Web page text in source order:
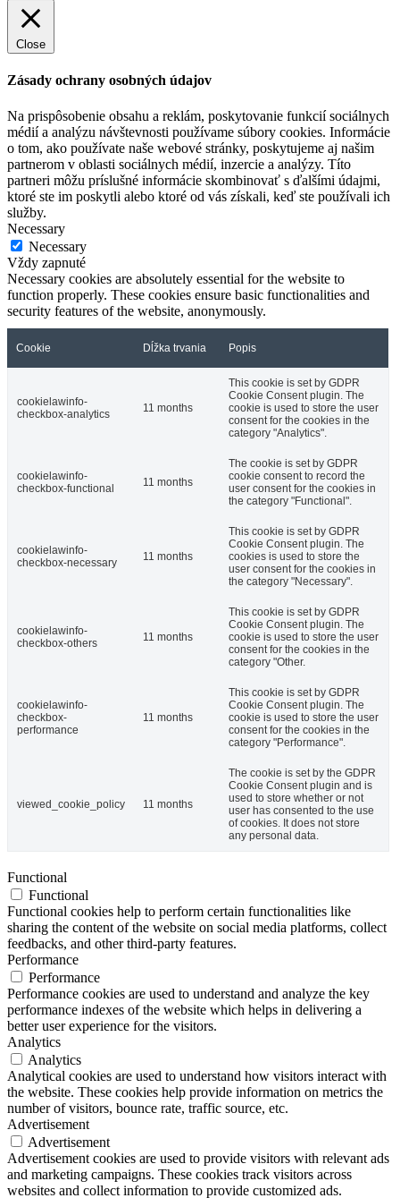
Close
Zásady ochrany osobných údajov
Na prispôsobenie obsahu a reklám, poskytovanie funkcií sociálnych
médií a analýzu návštevnosti používame súbory cookies. Informácie
o tom, ako používate naše webové stránky, poskytujeme aj našim
partnerom v oblasti sociálnych médií, inzercie a analýzy. Títo
partneri môžu príslušné informácie skombinovať s ďalšími údajmi,
ktoré ste im poskytli alebo ktoré od vás získali, keď ste používali ich
služby.
Necessary
Necessary
Vždy zapnuté
Necessary cookies are absolutely essential for the website to
function properly. These cookies ensure basic functionalities and
security features of the website, anonymously.
Cookie Dĺžka trvania Popis
cookielawinfo-
checkbox-analytics
11 months
This cookie is set by GDPR
Cookie Consent plugin. The
cookie is used to store the user
consent for the cookies in the
category "Analytics".
cookielawinfo-
checkbox-functional
11 months
The cookie is set by GDPR
cookie consent to record the
user consent for the cookies in
the category "Functional".
cookielawinfo-
checkbox-necessary
11 months
This cookie is set by GDPR
Cookie Consent plugin. The
cookies is used to store the
user consent for the cookies in
the category "Necessary".
cookielawinfo-
checkbox-others
11 months
This cookie is set by GDPR
Cookie Consent plugin. The
cookie is used to store the user
consent for the cookies in the
category "Other.
cookielawinfo-
checkbox-
performance
11 months
This cookie is set by GDPR
Cookie Consent plugin. The
cookie is used to store the user
consent for the cookies in the
category "Performance".
viewed_cookie_policy 11 months
The cookie is set by the GDPR
Cookie Consent plugin and is
used to store whether or not
user has consented to the use
of cookies. It does not store
any personal data.
Functional
Functional
Functional cookies help to perform certain functionalities like
sharing the content of the website on social media platforms, collect
feedbacks, and other third-party features.
Performance
Performance
Performance cookies are used to understand and analyze the key
performance indexes of the website which helps in delivering a
better user experience for the visitors.
Analytics
Analytics
Analytical cookies are used to understand how visitors interact with
the website. These cookies help provide information on metrics the
number of visitors, bounce rate, traffic source, etc.
Advertisement
Advertisement
Advertisement cookies are used to provide visitors with relevant ads
and marketing campaigns. These cookies track visitors across
websites and collect information to provide customized ads.